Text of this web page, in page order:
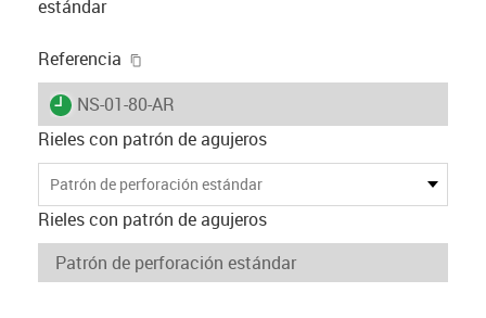
estándar
Referencia
igus-icon-lieferzeit
NS-01-80-AR
Rieles con patrón de agujeros
Patrón de perforación estándar
Rieles con patrón de agujeros